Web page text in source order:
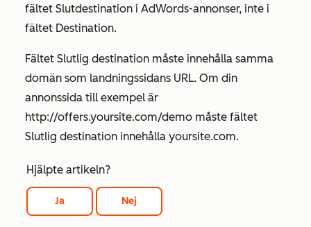
fältet Slutdestination i AdWords-annonser, inte i
fältet Destination.
Fältet Slutlig destination måste innehålla samma
domän som landningssidans URL. Om din
annonssida till exempel är
http://offers.yoursite.com/demo måste fältet
Slutlig destination innehålla yoursite.com.
Hjälpte artikeln?
Ja Nej